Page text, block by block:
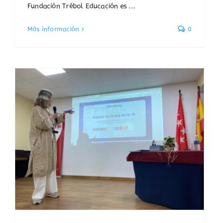
Fundación Trébol Educación es ...
Más información 0